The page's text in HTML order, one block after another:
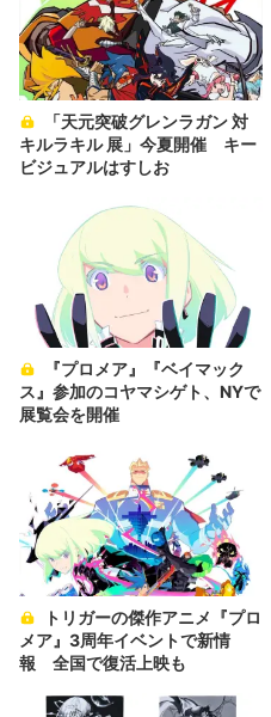
キルラキル 展」今夏開催 キー
ビジュアルはすしお
ス』参加のコヤマシゲト、NYで
展覧会を開催
メア』3周年イベントで新情
報 全国で復活上映も